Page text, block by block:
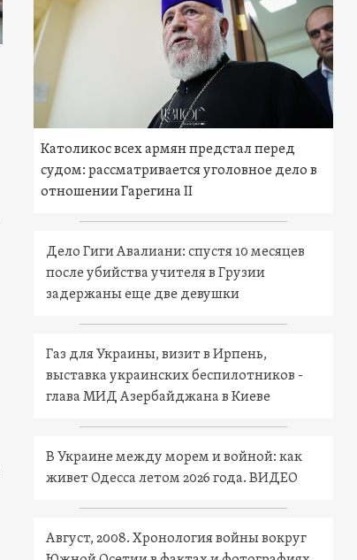
Католикос всех армян предстал перед
судом: рассматривается уголовное дело в
отношении Гарегина II
Дело Гиги Авалиани: спустя 10 месяцев
после убийства учителя в Грузии
задержаны еще две девушки
Газ для Украины, визит в Ирпень,
выставка украинских беспилотников -
глава МИД Азербайджана в Киеве
В Украине между морем и войной: как
живет Одесса летом 2026 года. ВИДЕО
Август, 2008. Хронология войны вокруг